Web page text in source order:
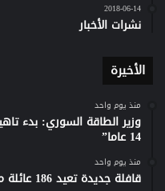
2018-06-14
نشرات الأخبار
الأخيرة
منذ يوم واحد
وزير الطاقة السوري: بدء
14 عاما”
منذ يوم واحد
قافلة جديدة تعيد 186 عائلة من مخيمات الشمال إلى ريف حماة